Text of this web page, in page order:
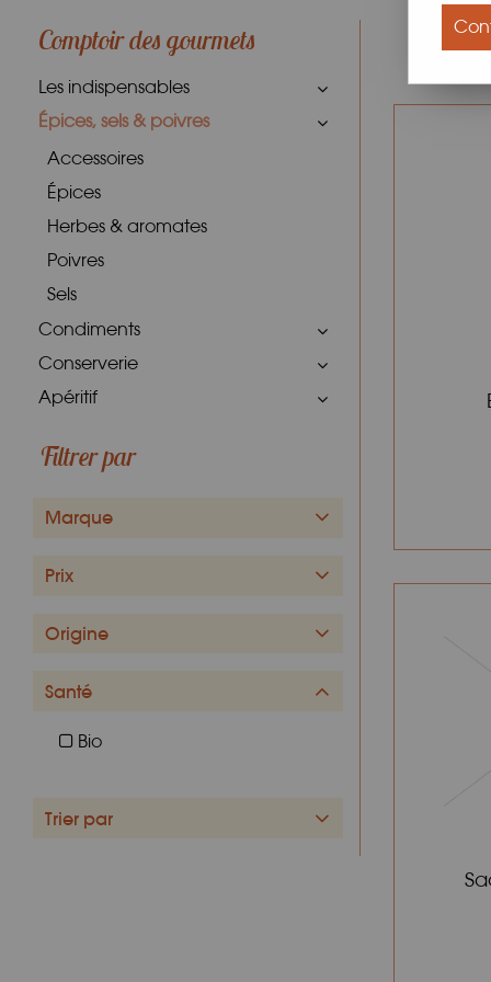
Comptoir des gourmets
Les indispensables
Épices, sels & poivres
Accessoires
Épices
Herbes & aromates
Poivres
Sels
Condiments
Conserverie
Apéritif
Filtrer par
Marque
Prix
Origine
Santé
Bio
Trier par